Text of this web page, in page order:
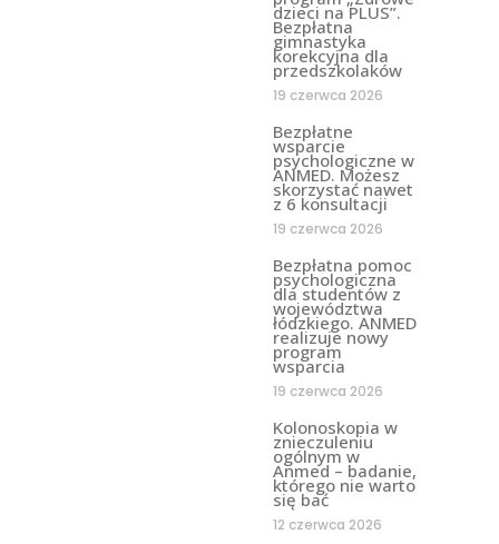
dzieci na PLUS”.
Bezpłatna
gimnastyka
korekcyjna dla
przedszkolaków
19 czerwca 2026
Bezpłatne
wsparcie
psychologiczne w
ANMED. Możesz
skorzystać nawet
z 6 konsultacji
19 czerwca 2026
Bezpłatna pomoc
psychologiczna
dla studentów z
województwa
łódzkiego. ANMED
realizuje nowy
program
wsparcia
19 czerwca 2026
Kolonoskopia w
znieczuleniu
ogólnym w
Anmed – badanie,
którego nie warto
się bać
12 czerwca 2026